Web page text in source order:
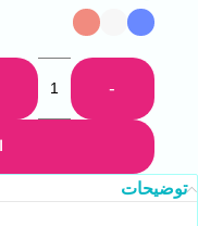
-
توضیحات